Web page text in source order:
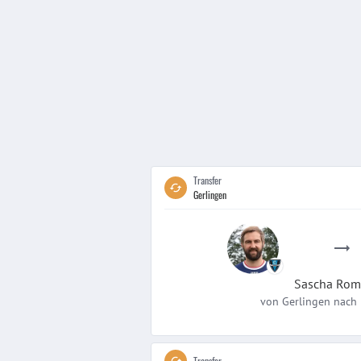
Transfer
Gerlingen
Sascha
von Gerlingen nach